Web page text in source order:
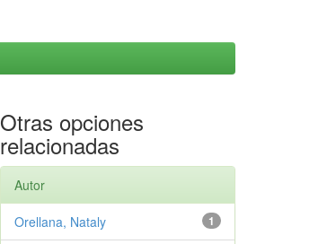
Otras opciones
relacionadas
Autor
1
Orellana, Nataly